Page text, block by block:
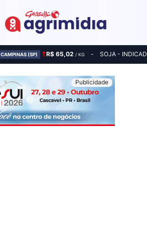
CAMPINAS (SP) R$ 65,02 / KG SOJA -